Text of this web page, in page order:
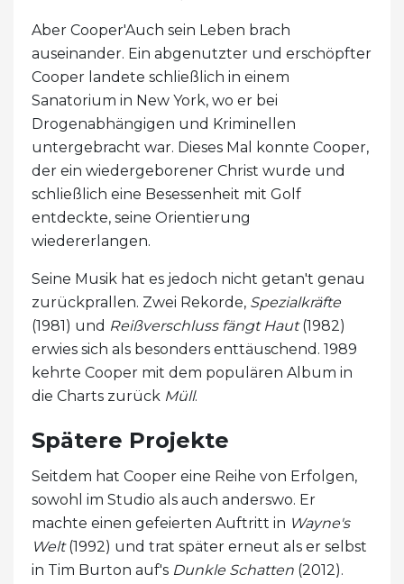
Aber Cooper'Auch sein Leben brach
auseinander. Ein abgenutzter und erschöpfter
Cooper landete schließlich in einem
Sanatorium in New York, wo er bei
Drogenabhängigen und Kriminellen
untergebracht war. Dieses Mal konnte Cooper,
der ein wiedergeborener Christ wurde und
schließlich eine Besessenheit mit Golf
entdeckte, seine Orientierung
wiedererlangen.
Seine Musik hat es jedoch nicht getan't genau
zurückprallen. Zwei Rekorde, Spezialkräfte
(1981) und Reißverschluss fängt Haut(1982)
erwies sich als besonders enttäuschend. 1989
kehrte Cooper mit dem populären Album in
die Charts zurück Müll.
Spätere Projekte
Seitdem hat Cooper eine Reihe von Erfolgen,
sowohl im Studio als auch anderswo. Er
machte einen gefeierten Auftritt in Wayne's
Welt(1992) und trat später erneut als er selbst
in Tim Burton auf's Dunkle Schatten (2012).